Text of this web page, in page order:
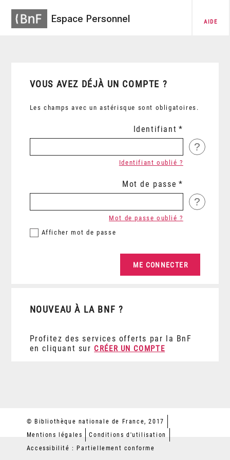
Espace Personnel AIDE
VOUS AVEZ DÉJÀ UN COMPTE ?
Les champs avec un astérisque sont obligatoires.
Identifiant
?
Identifiant oublié ?
Mot de passe
?
Afficher mot de passe
Mot de passe oublié ?
NOUVEAU À LA BNF ?
Profitez des services offerts par la BnF
en cliquant sur CRÉER UN COMPTE
© Bibliothèque nationale de France, 2017
Mentions légales
Conditions d'utilisation
Accessibilité : Partiellement conforme